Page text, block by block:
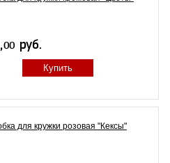
Купить
для кружки розовая "Кексы"